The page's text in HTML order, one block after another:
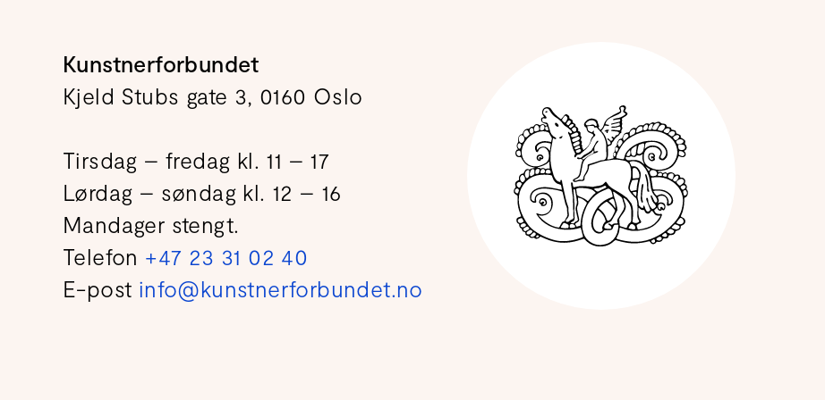
Kunstnerforbundet
Kjeld Stubs gate 3, 0160 Oslo
Tirsdag – fredag kl. 11 – 17
Lørdag – søndag kl. 12 – 16
Mandager stengt.
Telefon +47 23 31 02 40
E-post info@kunstnerforbundet.no